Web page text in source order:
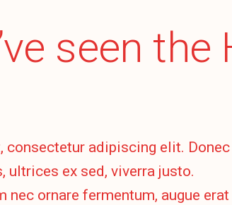
seen the
consectetur adipiscing elit.
ex sed, viverra justo.
nec ornare fermentum, augue